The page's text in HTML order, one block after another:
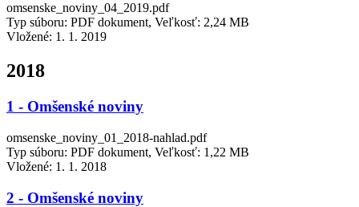
omsenske_noviny_04_2019.pdf
Typ súboru: PDF dokument, Veľkosť: 2,24 MB
Vložené: 1. 1. 2019
2018
1 - Omšenské noviny
omsenske_noviny_01_2018-nahlad.pdf
Typ súboru: PDF dokument, Veľkosť: 1,22 MB
Vložené: 1. 1. 2018
2 - Omšenské noviny